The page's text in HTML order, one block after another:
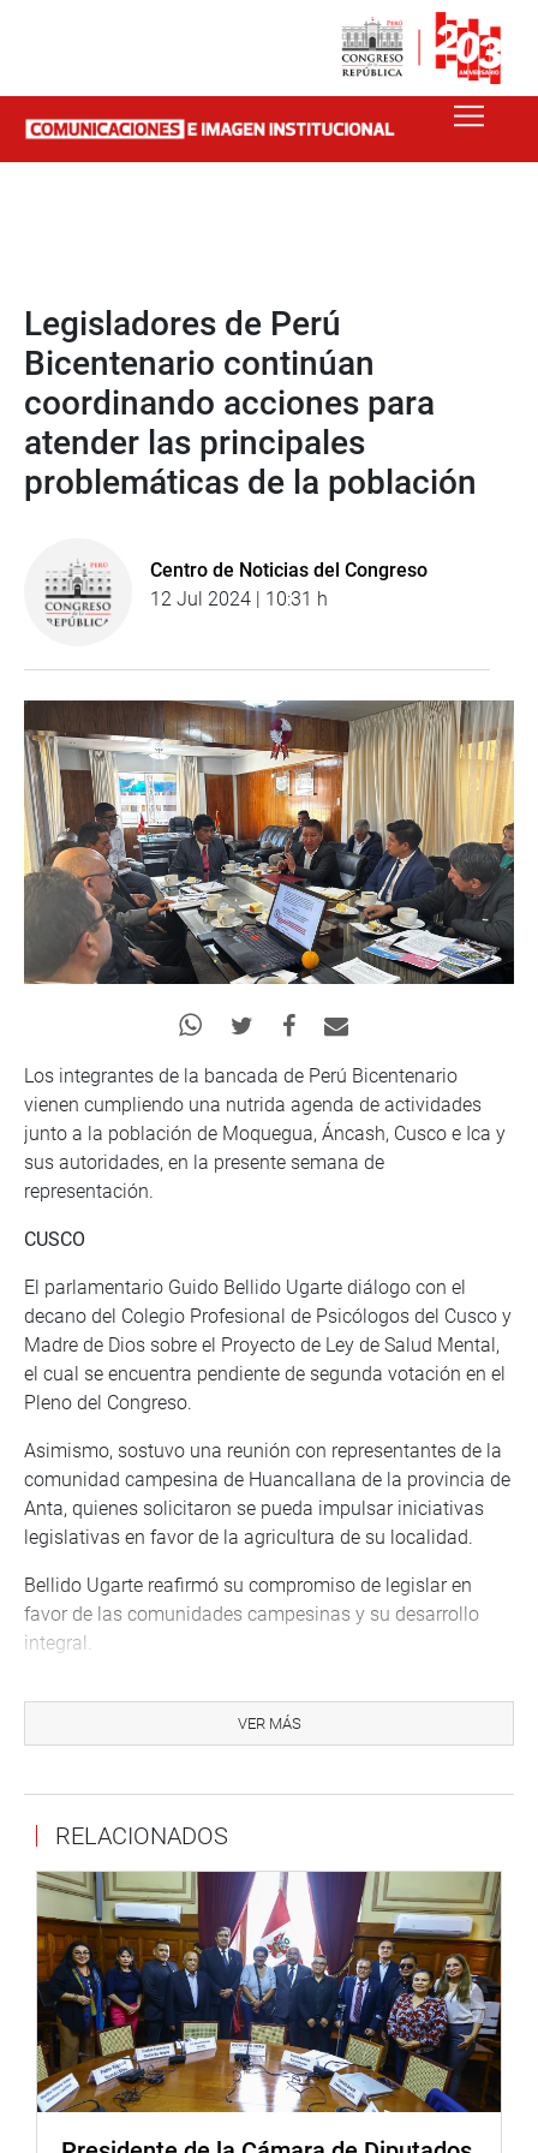
Legisladores de Perú
Bicentenario continúan
coordinando acciones para
atender las principales
problemáticas de la población
Centro de Noticias del Congreso
12 Jul 2024 | 10:31 h
Los integrantes de la bancada de Perú Bicentenario
vienen cumpliendo una nutrida agenda de actividades
junto a la población de Moquegua, Áncash, Cusco e Ica y
sus autoridades, en la presente semana de
representación.
CUSCO
El parlamentario Guido Bellido Ugarte diálogo con el
decano del Colegio Profesional de Psicólogos del Cusco y
Madre de Dios sobre el Proyecto de Ley de Salud Mental,
el cual se encuentra pendiente de segunda votación en el
Pleno del Congreso.
Asimismo, sostuvo una reunión con representantes de la
comunidad campesina de Huancallana de la provincia de
Anta, quienes solicitaron se pueda impulsar iniciativas
legislativas en favor de la agricultura de su localidad.
Bellido Ugarte reafirmó su compromiso de legislar en
favor de las comunidades campesinas y su desarrollo
integral.
El congresista Jorge Coayla Juárez se reunió con la
Provías Nacional para revisar el avance de las acciones
de mantenimiento del proyecto Carretera Moquegua –
VER MÁS
RELACIONADOS